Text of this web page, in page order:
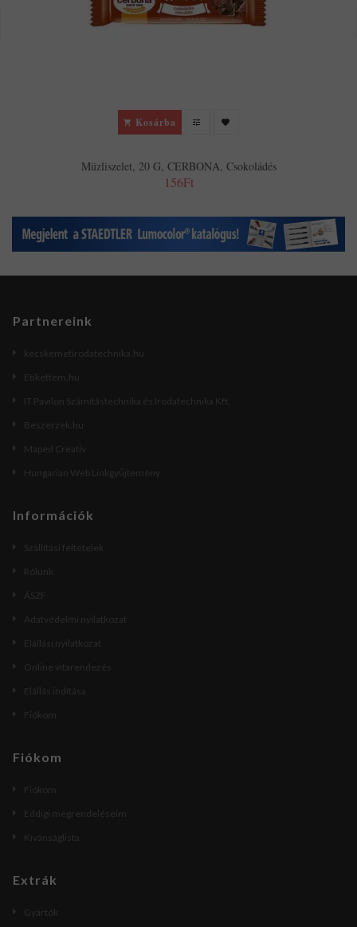
Kosárba
Müzliszelet, 20 G, CERBONA, Csokoládés
156Ft
Partnereink
kecskemetirodatechnika.hu
Etikettem.hu
IT Pavilon Számítástechnika és Irodatechnika Kft.
Beszerzek.hu
Maped Creativ
Hungarian Web Linkgyűjtemény
Információk
Szállítási feltételek
Rólunk
ÁSZF
Adatvédelmi nyilatkozat
Elállási nyilatkozat
Online vitarendezés
Elállás indítása
Fiókom
Fiókom
Fiókom
Eddigi megrendeléseim
Kívánságlista
Extrák
Gyártók